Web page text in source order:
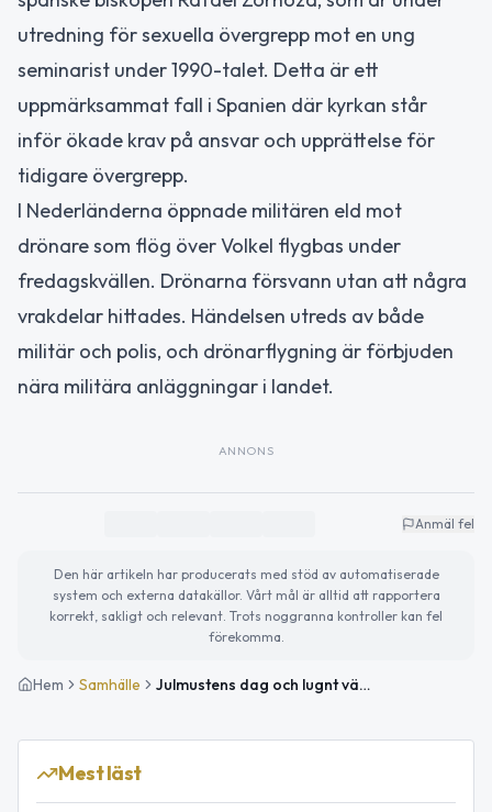
utredning för sexuella övergrepp mot en ung
seminarist under 1990-talet. Detta är ett
uppmärksammat fall i Spanien där kyrkan står
inför ökade krav på ansvar och upprättelse för
tidigare övergrepp.
I Nederländerna öppnade militären eld mot
drönare som flög över Volkel flygbas under
fredagskvällen. Drönarna försvann utan att några
vrakdelar hittades. Händelsen utreds av både
militär och polis, och drönarflygning är förbjuden
nära militära anläggningar i landet.
ANNONS
Anmäl fel
Den här artikeln har producerats med stöd av automatiserade
system och externa datakällor. Vårt mål är alltid att rapportera
korrekt, sakligt och relevant. Trots noggranna kontroller kan fel
förekomma.
Hem Samhälle Julmustens dag och lugnt väder i Solna idag
Mest läst